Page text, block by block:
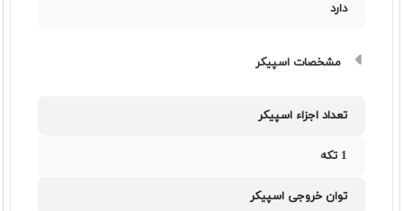
دارد
مشخصات اسپیکر
تعداد اجزاء اسپیکر
1 تکه
توان خروجی اسپیکر